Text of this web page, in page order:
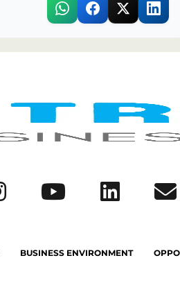
BUSINESS ENVIRONMENT